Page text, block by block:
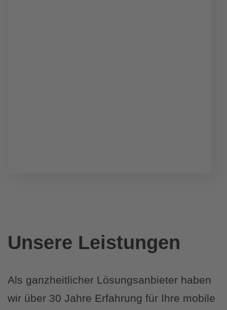
Unsere Leistungen
Als ganzheitlicher Lösungsanbieter haben
wir über 30 Jahre Erfahrung für Ihre mobile